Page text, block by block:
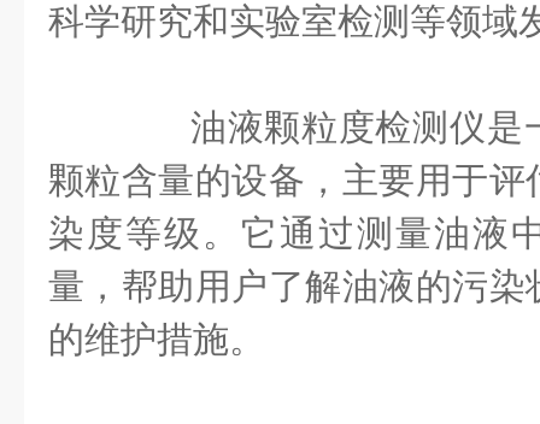
科学研究和实验室检测等领域
油液颗粒度检测仪‌是
颗粒含量的设备，主要用于
染度等级。它通过测量油液
量，帮助用户了解油液的污
的维护措施。